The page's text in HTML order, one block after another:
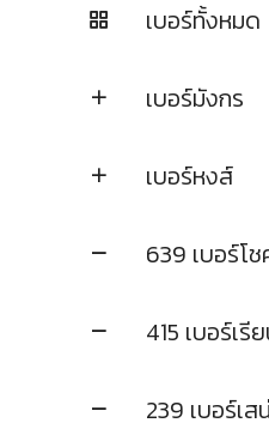
เบอร์ทั้งหมด
เบอร์มังกร
เบอร์หงส์
639 เบอร์โช
415 เบอร์เรี
239 เบอร์เ